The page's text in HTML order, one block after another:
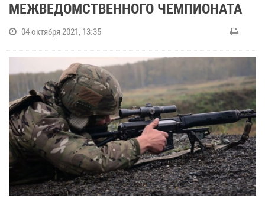
МЕЖВЕДОМСТВЕННОГО ЧЕМПИОНАТА
04 октября 2021, 13:35